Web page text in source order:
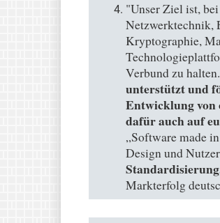
"Unser Ziel ist,
Netzwerktechnik,
Kryptographie,
Verbund zu halten.
unterstützt und
Entwicklung von
dafür auch auf
„Software made
Design und
Markterfolg